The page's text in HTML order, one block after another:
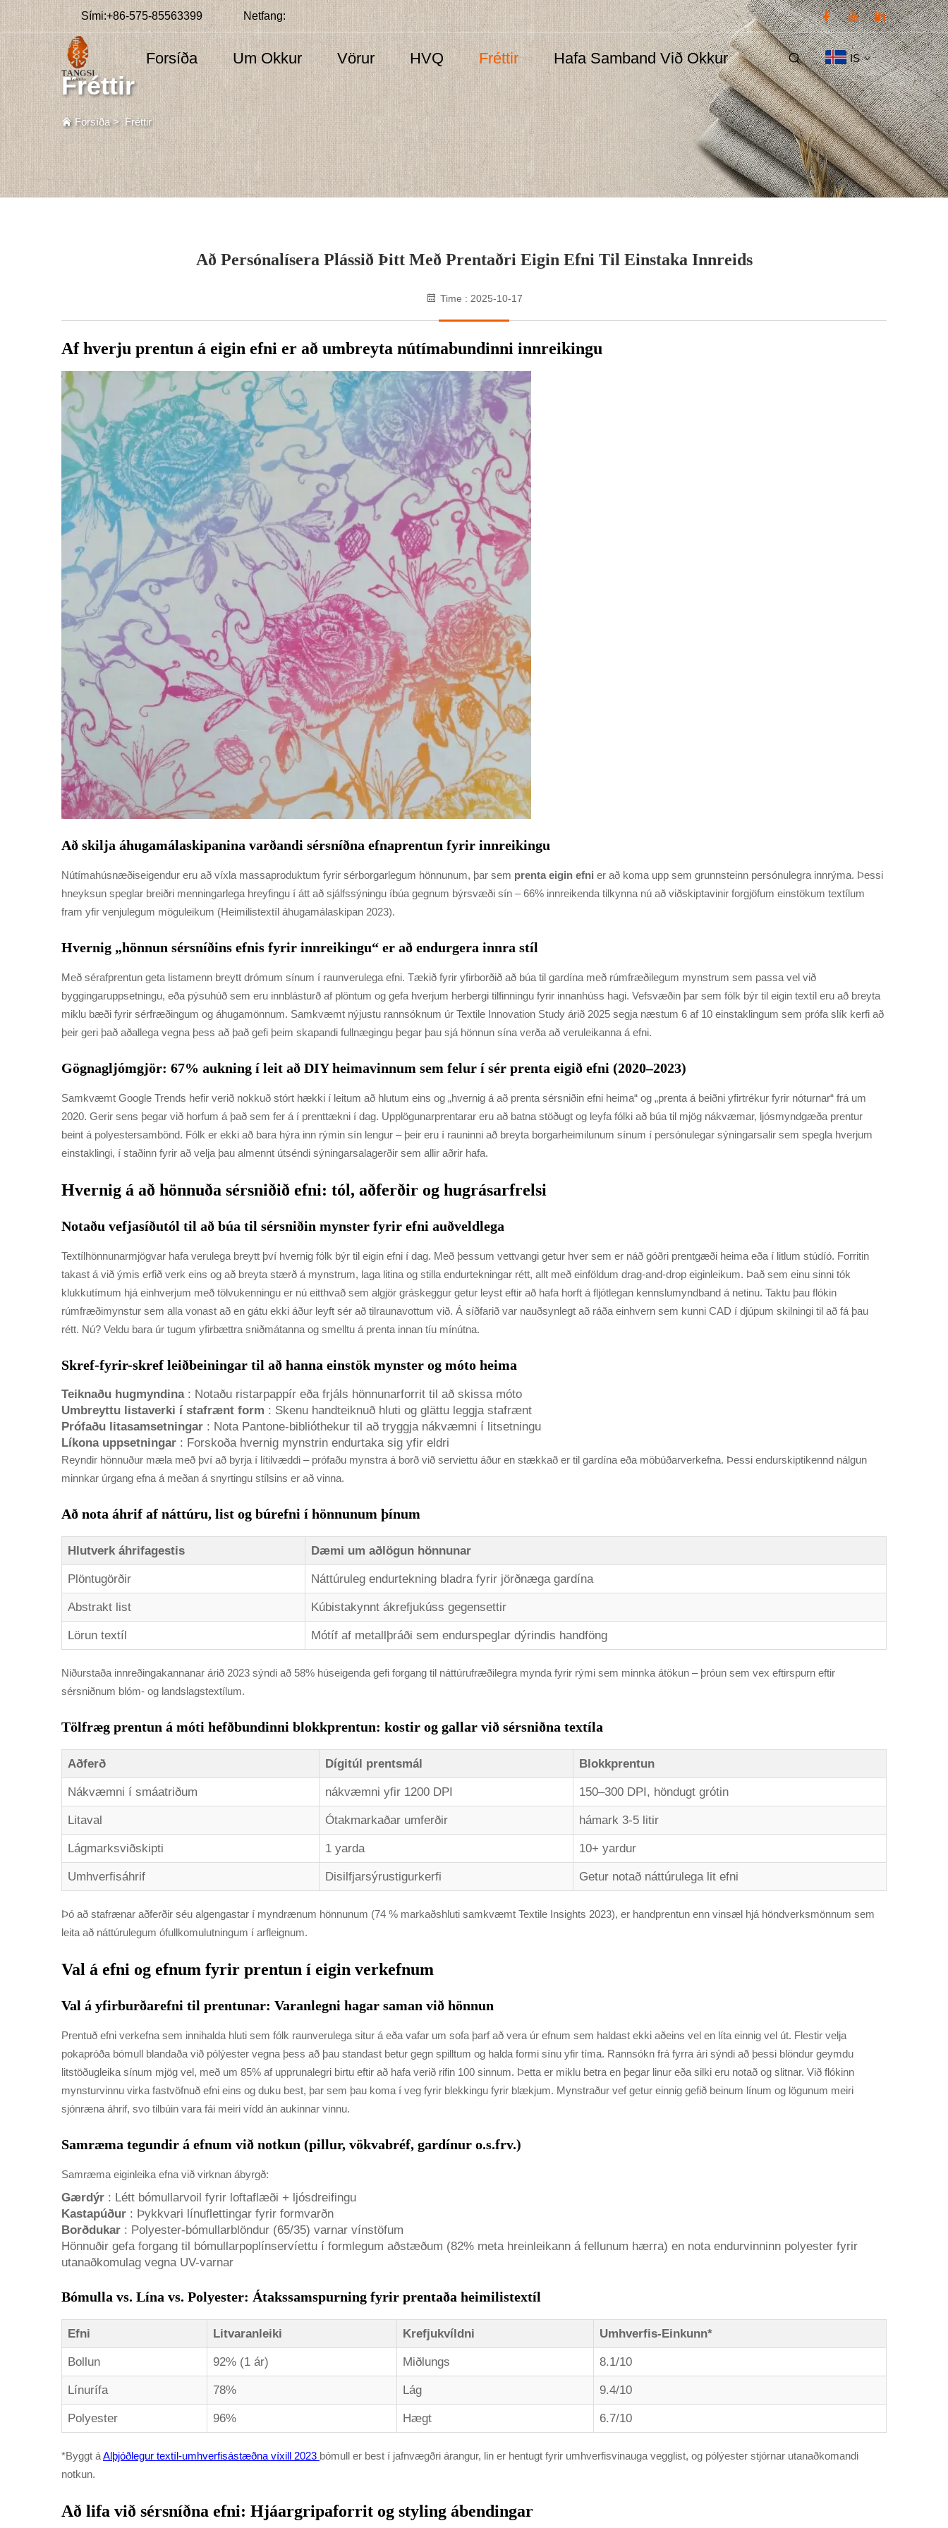
Sími:+86-575-85563399 Netfang:
Forsíða Um Okkur Vörur HVQ Fréttir Hafa Samband Við Okkur IS
Fréttir
Forsíða> Fréttir
Að Persónalísera Plássið Þitt Með Prentaðri Eigin Efni Til Einstaka Innreids
Time : 2025-10-17
Af hverju prentun á eigin efni er að umbreyta nútímabundinni innreikingu
Að skilja áhugamálaskipanina varðandi sérsníðna efnaprentun fyrir innreikingu
Nútímahúsnæðiseigendur eru að víxla massaproduktum fyrir sérborgarlegum hönnunum, þar sem prenta eigin efni er að koma upp sem grunnsteinn persónulegra innrýma. Þessi
hneyksun speglar breiðri menningarlega hreyfingu í átt að sjálfssýningu íbúa gegnum býrsvæði sín – 66% innreikenda tilkynna nú að viðskiptavinir forgjöfum einstökum textílum
fram yfir venjulegum möguleikum (Heimilistextíl áhugamálaskipan 2023).
Hvernig „hönnun sérsníðins efnis fyrir innreikingu“ er að endurgera innra stíl
Með sérafprentun geta listamenn breytt drómum sínum í raunverulega efni. Tækið fyrir yfirborðið að búa til gardína með rúmfræðilegum mynstrum sem passa vel við
byggingaruppsetningu, eða pýsuhúð sem eru innblásturð af plöntum og gefa hverjum herbergi tilfinningu fyrir innanhúss hagi. Vefsvæðin þar sem fólk býr til eigin textíl eru að breyta
miklu bæði fyrir sérfræðingum og áhugamönnum. Samkvæmt nýjustu rannsóknum úr Textile Innovation Study árið 2025 segja næstum 6 af 10 einstaklingum sem prófa slík kerfi að
þeir geri það aðallega vegna þess að það gefi þeim skapandi fullnægingu þegar þau sjá hönnun sína verða að veruleikanna á efni.
Gögnagljómgjör: 67% aukning í leit að DIY heimavinnum sem felur í sér prenta eigið efni (2020–2023)
Samkvæmt Google Trends hefir verið nokkuð stórt hækki í leitum að hlutum eins og „hvernig á að prenta sérsniðin efni heima“ og „prenta á beiðni yfirtrékur fyrir nóturnar“ frá um
2020. Gerir sens þegar við horfum á það sem fer á í prenttækni í dag. Upplögunarprentarar eru að batna stöðugt og leyfa fólki að búa til mjög nákvæmar, ljósmyndgæða prentur
beint á polyestersambönd. Fólk er ekki að bara hýra inn rýmin sín lengur – þeir eru í rauninni að breyta borgarheimilunum sínum í persónulegar sýningarsalir sem spegla hverjum
einstaklingi, í staðinn fyrir að velja þau almennt útséndi sýningarsalagerðir sem allir aðrir hafa.
Hvernig á að hönnuða sérsniðið efni: tól, aðferðir og hugrásarfrelsi
Notaðu vefjasíðutól til að búa til sérsniðin mynster fyrir efni auðveldlega
Textílhönnunarmjögvar hafa verulega breytt því hvernig fólk býr til eigin efni í dag. Með þessum vettvangi getur hver sem er náð góðri prentgæði heima eða í litlum stúdíó. Forritin
takast á við ýmis erfið verk eins og að breyta stærð á mynstrum, laga litina og stilla endurtekningar rétt, allt með einföldum drag-and-drop eiginleikum. Það sem einu sinni tók
klukkutímum hjá einhverjum með tölvukenningu er nú eitthvað sem algjör gráskeggur getur leyst eftir að hafa horft á fljótlegan kennslumyndband á netinu. Taktu þau flókin
rúmfræðimynstur sem alla vonast að en gátu ekki áður leyft sér að tilraunavottum við. Á síðfarið var nauðsynlegt að ráða einhvern sem kunni CAD í djúpum skilningi til að fá þau
rétt. Nú? Veldu bara úr tugum yfirbættra sniðmátanna og smelltu á prenta innan tíu mínútna.
Skref-fyrir-skref leiðbeiningar til að hanna einstök mynster og móto heima
Teiknaðu hugmyndina : Notaðu ristarpappír eða frjáls hönnunarforrit til að skissa móto
Umbreyttu listaverki í stafrænt form : Skenu handteiknuð hluti og glättu leggja stafrænt
Prófaðu litasamsetningar : Nota Pantone-biblióthekur til að tryggja nákvæmni í litsetningu
Líkona uppsetningar : Forskoða hvernig mynstrin endurtaka sig yfir eldri
Reyndir hönnuður mæla með því að byrja í lítilvæddi – prófaðu mynstra á borð við serviettu áður en stækkað er til gardína eða möbúðarverkefna. Þessi endurskiptikennd nálgun
minnkar úrgang efna á meðan á snyrtingu stílsins er að vinna.
Að nota áhrif af náttúru, list og búrefni í hönnunum þínum
Hlutverk áhrifagestis Dæmi um aðlögun hönnunar
Plöntugörðir Náttúruleg endurtekning bladra fyrir jörðnæga gardína
Abstrakt list Kúbistakynnt ákrefjukúss gegensettir
Lörun textíl Mótíf af metallþráði sem endurspeglar dýrindis handföng
Niðurstaða innreðingakannanar árið 2023 sýndi að 58% húseigenda gefi forgang til náttúrufræðilegra mynda fyrir rými sem minnka átökun – þróun sem vex eftirspurn eftir
sérsniðnum blóm- og landslagstextílum.
Tölfræg prentun á móti hefðbundinni blokkprentun: kostir og gallar við sérsniðna textíla
Aðferð Dígitúl prentsmál Blokkprentun
Nákvæmni í smáatriðum nákvæmni yfir 1200 DPI 150–300 DPI, höndugt grótin
Litaval Ótakmarkaðar umferðir hámark 3-5 litir
Lágmarksviðskipti 1 yarda 10+ yardur
Umhverfisáhrif Disilfjarsýrustigurkerfi Getur notað náttúrulega lit efni
Þó að stafrænar aðferðir séu algengastar í myndrænum hönnunum (74 % markaðshluti samkvæmt Textile Insights 2023), er handprentun enn vinsæl hjá höndverksmönnum sem
leita að náttúrulegum ófullkomulutningum í arfleignum.
Val á efni og efnum fyrir prentun í eigin verkefnum
Val á yfirburðarefni til prentunar: Varanlegni hagar saman við hönnun
Prentuð efni verkefna sem innihalda hluti sem fólk raunverulega situr á eða vafar um sofa þarf að vera úr efnum sem haldast ekki aðeins vel en líta einnig vel út. Flestir velja
pokapróða bómull blandaða við pólýester vegna þess að þau standast betur gegn spilltum og halda formi sínu yfir tíma. Rannsókn frá fyrra ári sýndi að þessi blöndur geymdu
litstöðugleika sínum mjög vel, með um 85% af upprunalegri birtu eftir að hafa verið rifin 100 sinnum. Þetta er miklu betra en þegar linur eða silki eru notað og slitnar. Við flókinn
mynsturvinnu virka fastvöfnuð efni eins og duku best, þar sem þau koma í veg fyrir blekkingu fyrir blækjum. Mynstraður vef getur einnig gefið beinum línum og lögunum meiri
sjónræna áhrif, svo tilbúin vara fái meiri vídd án aukinnar vinnu.
Samræma tegundir á efnum við notkun (pillur, vökvabréf, gardínur o.s.frv.)
Samræma eiginleika efna við virknan ábyrgð:
Gærdýr : Létt bómullarvoil fyrir loftaflæði + ljósdreifingu
Kastapúður : Þykkvari línuflettingar fyrir formvarðn
Borðdukar : Polyester-bómullarblöndur (65/35) varnar vínstöfum
Hönnuðir gefa forgang til bómullarpoplínservíettu í formlegum aðstæðum (82% meta hreinleikann á fellunum hærra) en nota endurvinninn polyester fyrir
utanaðkomulag vegna UV-varnar
Bómulla vs. Lína vs. Polyester: Átakssamspurning fyrir prentaða heimilistextíl
Efni Litvaranleiki Krefjukvíldni Umhverfis-Einkunn*
Bollun 92% (1 ár) Miðlungs 8.1/10
Línurífa 78% Lág 9.4/10
Polyester 96% Hægt 6.7/10
*Byggt áAlþjóðlegur textíl-umhverfisástæðna víxill 2023 bómull er best í jafnvægðri árangur, lin er hentugt fyrir umhverfisvinauga vegglist, og pólýester stjórnar utanaðkomandi
notkun.
Að lifa við sérsníðna efni: Hjáargripaforrit og styling ábendingar